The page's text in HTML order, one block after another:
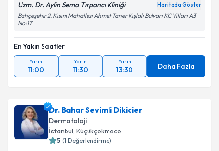
Uzm. Dr. Aylin Sema Tırpancı Kliniği Haritada Göster
Bahçeşehir 2. Kısım Mahallesi Ahmet Taner Kışlalı Bulvarı KC Vilları A3
No:17
En Yakın Saatler
Yarın
11:00
Yarın
11:30
Yarın
13:30 Daha Fazla
Dr. Bahar Sevimli Dikicier
Dermatoloji
İstanbul, Küçükçekmece
5 (1 Değerlendirme)